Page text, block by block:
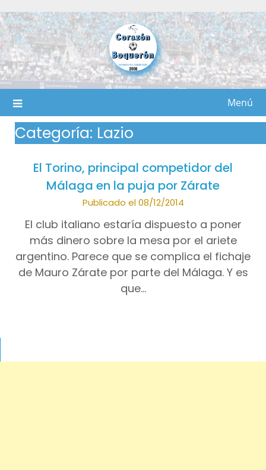
al
contenido
Menú
Categoría: Lazio
El Torino, principal competidor del
Málaga en la puja por Zárate
Publicado el 08/12/2014
El club italiano estaría dispuesto a poner
más dinero sobre la mesa por el ariete
argentino. Parece que se complica el fichaje
de Mauro Zárate por parte del Málaga. Y es
que…